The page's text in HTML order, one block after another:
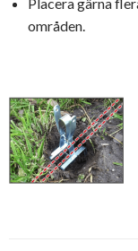
Placera gärna
områden.